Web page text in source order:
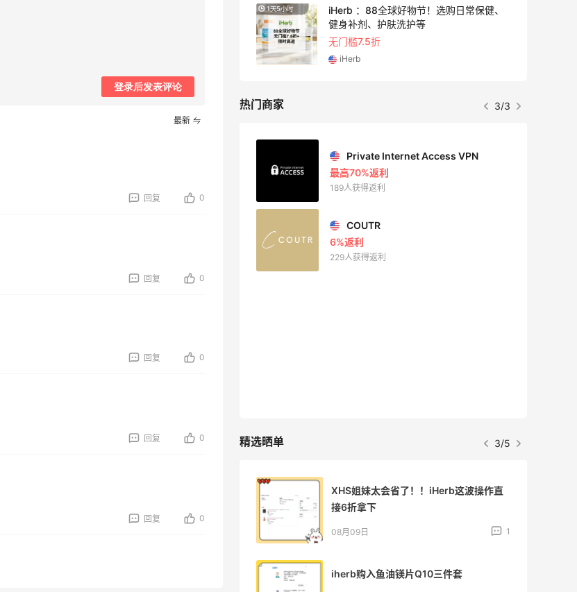
登录后发表评论
最新
回复 0
回复 0
回复 0
回复 0
回复 0
1天5小时
iHerb ：88全球好物节！选购日常保健、
健身补剂、护肤洗护等
无门槛7.5折
iHerb
热门商家 3/3
Private Internet Access VPN
最高70%返利
189人获得返利
COUTR
6%返利
229人获得返利
精选晒单 3/5
XHS姐妹太会省了！！iHerb这波操作直
接6折拿下
08月09日 1
iherb购入鱼油镁片Q10三件套